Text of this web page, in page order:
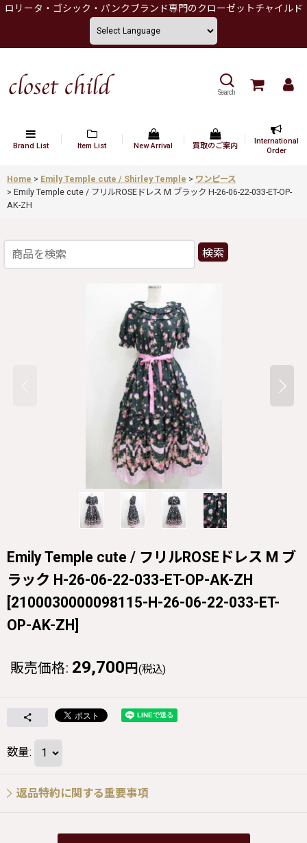
ロリータ・ゴシック・パンクブランド専門のクローゼットチャイルド
Search
Brand List Item List New Arrival 買取のご案内
International
Order
Home > Emily Temple cute / Shirley Temple > ワンピース
> Emily Temple cute / フリルROSEドレス M ブラック H-26-06-22-033-ET-OP-
AK-ZH
検索
Emily Temple cute / フリルROSEドレス M ブ
ラック H-26-06-22-033-ET-OP-AK-ZH
[2100030000098115-H-26-06-22-033-ET-
OP-AK-ZH]
販売価格: 29,700 円 (税込)
数量:
返品特約に関する重要事項